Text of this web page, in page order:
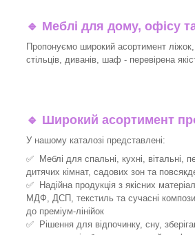
🔹 Меблі для дому, офісу
Пропонуємо широкий асортимент ліжок,
стільців, диванів, шаф - перевірена
🔹 Широкий асортимент
У нашому каталозі представлені:
✅ Меблі для спальні, кухні, вітальні,
дитячих кімнат, садових зон та
✅ Надійна продукція з якісних
МДФ, ДСП, текстиль та сучасні
до преміум-лінійок
✅ Рішення для відпочинку, сну,